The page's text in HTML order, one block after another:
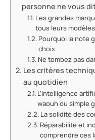
personne ne vous
Les grandes
tous leurs modèles
Pourquoi la note
choix
Ne tombez pas
Les critères
au quotidien
L’intelligence
waouh ou simple
La solidité des
Réparabilité et
comprendre ces